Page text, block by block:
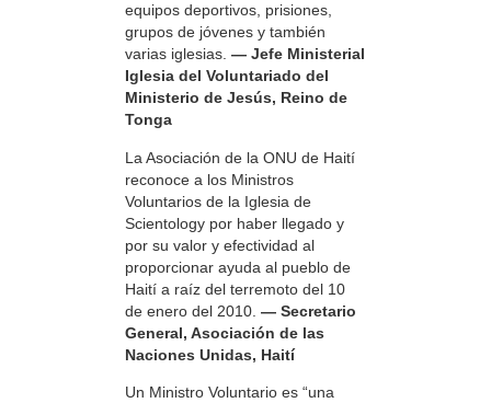
equipos deportivos, prisiones,
grupos de jóvenes y también
varias iglesias. — Jefe Ministerial
Iglesia del Voluntariado del
Ministerio de Jesús, Reino de
Tonga
La Asociación de la ONU de Haití
reconoce a los Ministros
Voluntarios de la Iglesia de
Scientology por haber llegado y
por su valor y efectividad al
proporcionar ayuda al pueblo de
Haití a raíz del terremoto del 10
de enero del 2010. — Secretario
General, Asociación de las
Naciones Unidas, Haití
Un Ministro Voluntario es “una